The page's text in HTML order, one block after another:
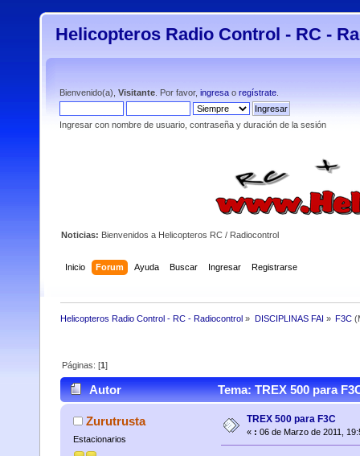
Helicopteros Radio Control - RC -
Bienvenido(a), Visitante . Por favor, ingresa o regístrate
Ingresar con nombre de usuario, contraseña y duración de la sesión
Noticias: Bienvenidos a Helicopteros RC / Radiocontrol
Inicio Forum Ayuda Buscar Ingresar Registrarse
Helicopteros Radio Control - RC - Radiocontrol » DISCIPLINAS FAI » F3C
Páginas: [1]
Autor Tema: TREX 500 para
Zurutrusta
Estacionarios
TREX 500 para F3C
« : 06 de Marzo de 2011,